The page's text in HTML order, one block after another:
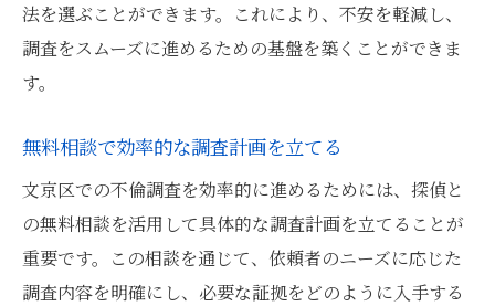
法を選ぶことができます。これにより、不安を軽減し、
調査をスムーズに進めるための基盤を築くことができま
す。
無料相談で効率的な調査計画を立てる
文京区での不倫調査を効率的に進めるためには、探偵と
の無料相談を活用して具体的な調査計画を立てることが
重要です。この相談を通じて、依頼者のニーズに応じた
調査内容を明確にし、必要な証拠をどのように入手する